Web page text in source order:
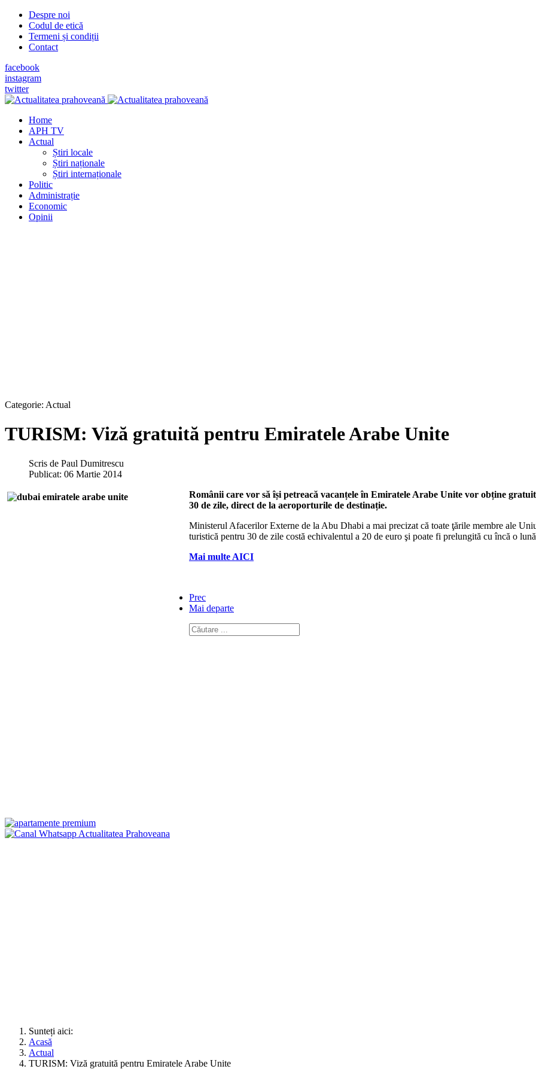
Despre noi
Codul de etică
Termeni și condiții
Contact
facebook
instagram
twitter
Home
APH TV
Actual
Știri locale
Știri naționale
Știri internaționale
Politic
Administrație
Economic
Opinii
Categorie: Actual
TURISM: Viză gratuită pentru Emiratele Arabe Unite
Scris de Paul Dumitrescu
Publicat: 06 Martie 2014
Românii care vor să își petreacă vacanțele în Emiratele Arabe Unite vor obține
30 de zile, direct de la aeroporturile de destinație.
Ministerul Afacerilor Externe de la Abu Dhabi a mai precizat că toate ţările membre ale
turistică pentru 30 de zile costă echivalentul a 20 de euro şi poate fi prelungită cu încă o
Mai multe AICI
Prec
Mai departe
Sunteți aici:
Acasă
Actual
TURISM: Viză gratuită pentru Emiratele Arabe Unite